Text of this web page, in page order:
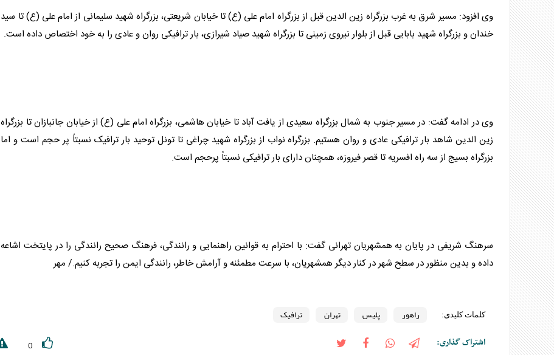
وی افزود: مسیر شرق به غرب بزرگراه زین الدین قبل از بزرگراه امام علی (ع) تا خیابان شریعتی، بزرگراه شهید سلیمانی از امام علی (ع) تا سید
خندان و بزرگراه شهید بابایی قبل از بلوار نیروی زمینی تا بزرگراه شهید صیاد شیرازی، بارترافیکی روان و عادی را به خود اختصاص داده است.
وی در ادامه گفت: در مسیر جنوب به شمال بزرگراه سعیدی از یافت آباد تا خیابان هاشمی، بزرگراه امام علی (ع) از خیابان جانبازان تا بزرگراه
زین الدین شاهد بار ترافیکی عادی و روان هستیم. بزرگراه نواب از بزرگراه شهید چراغی تا تونل توحید بار ترافیکنسبتاً پر حجم است و اما
بزرگراه بسیج از سه راه افسریه تا قصر فیروزه، همچنان دارای بارترافیکی نسبتاً پرحجم است.
سرهنگ شریفی در پایان به همشهریانتهرانی گفت: با احترام به قوانین راهنمایی و رانندگی، فرهنگ صحیح رانندگی را در پایتخت اشاعه
داده و بدین منظور در سطح شهر در کنار دیگر همشهریان، با سرعت مطمئنه و آرامش خاطر، رانندگی ایمن را تجربه کنیم./ مهر
کلمات کلیدی: راهور پلیس تهران ترافیک
اشتراک گذاری: 0